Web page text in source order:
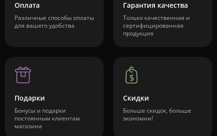
Оплата
Различные способы оплаты
для вашего удобства
Гарантия качества
Только качественная и
сертифицированная
продукция
Подарки
Бонусы и подарки
постоянным клиентам
магазина
Скидки
Больше скидок, больше
экономии!